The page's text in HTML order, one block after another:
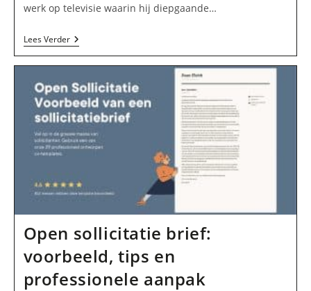
werk op televisie waarin hij diepgaande…
Lees VerderAdriaan
Van
Biografie,
Werk
En
Tv-
Programma’s
Open sollicitatie brief:
voorbeeld, tips en
professionele aanpak